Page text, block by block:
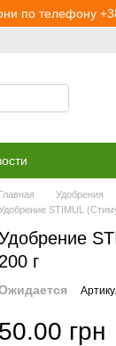
по телефону
Главная Удобрения
STIMUL
200 г
50.00 грн